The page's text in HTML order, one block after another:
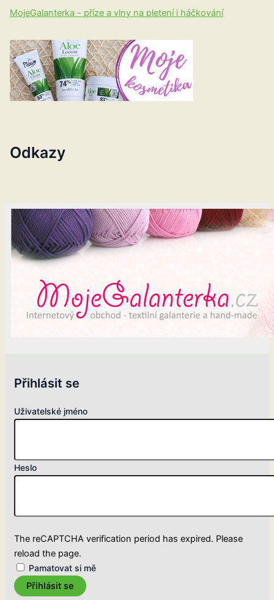
MojeGalanterka - příze a vlny na pletení i háčkování
Odkazy
Přihlásit se
Uživatelské jméno
Heslo
The reCAPTCHA verification period has expired. Please
reload the page.
Pamatovat si mě
Přihlásit se